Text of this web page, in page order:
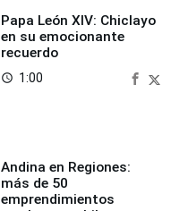
Papa León XIV: Chiclayo
en su emocionante
recuerdo
access_time 1:00
Andina en Regiones:
más de 50
emprendimientos